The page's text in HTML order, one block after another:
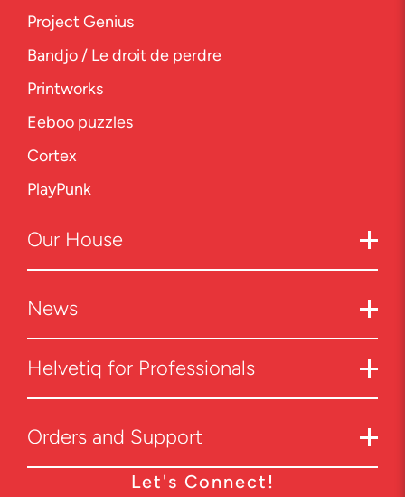
Project Genius
Bandjo / Le droit de perdre
Printworks
Eeboo puzzles
Cortex
PlayPunk
Our House
News
Helvetiq for Professionals
Orders and Support
Let's Connect!